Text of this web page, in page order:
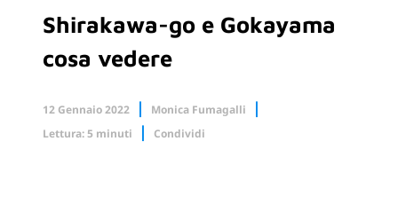
Shirakawa-go e Gokayama
cosa vedere
12 Gennaio 2022
Monica Fumagalli
Lettura: 5 minuti
Condividi